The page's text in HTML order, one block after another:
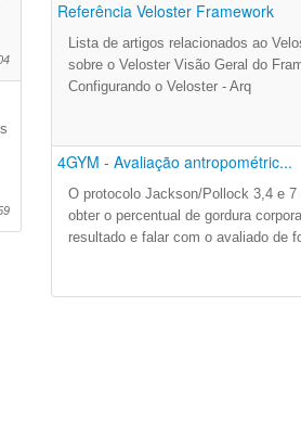
Referência Veloster Framework
Lista de artigos relacionados ao
sobre o Veloster Visão Geral do
Configurando o Veloster - Arq
4GYM - Avaliação antropométric...
O protocolo Jackson/Pollock 3,4 e
obter o percentual de gordura
resultado e falar com o avaliado de